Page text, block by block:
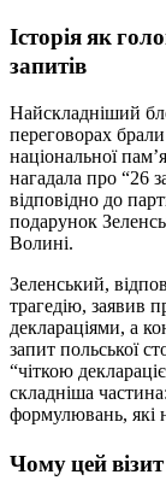
Історія як
запитів
Найскладніший
переговорах брали
національної
нагадала про “26
відповідно до
подарунок
Волині.
Зеленський,
трагедію, заявив
деклараціями, а
запит польської
“чіткою
складніша
формулювань, які
Чому цей